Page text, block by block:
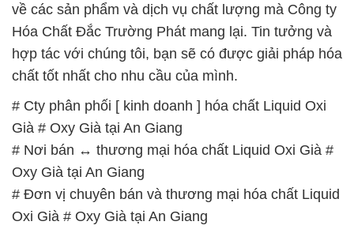
về các sản phẩm và dịch vụ chất lượng mà Công ty
Hóa Chất Đắc Trường Phát mang lại. Tin tưởng và
hợp tác với chúng tôi, bạn sẽ có được giải pháp hóa
chất tốt nhất cho nhu cầu của mình.
# Cty phân phối [ kinh doanh ] hóa chất Liquid Oxi
Già # Oxy Già tại An Giang
# Nơi bán ↔ thương mại hóa chất Liquid Oxi Già #
Oxy Già tại An Giang
# Đơn vị chuyên bán và thương mại hóa chất Liquid
Oxi Già # Oxy Già tại An Giang